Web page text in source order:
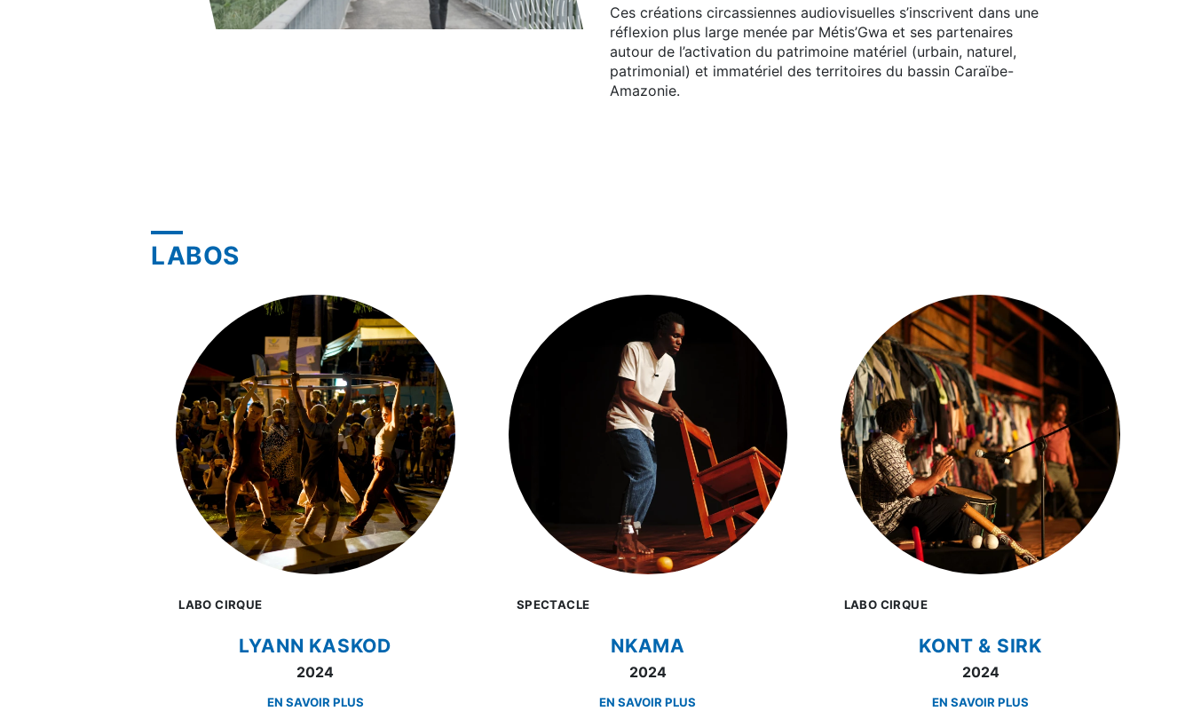
Ces créations circassiennes audiovisuelles s’inscrivent dans une
réflexion plus large menée par Métis’Gwa et ses partenaires
autour de l’activation du patrimoine matériel (urbain, naturel,
patrimonial) et immatériel des territoires du bassin Caraïbe-
Amazonie.
LABOS
LABO CIRQUE
LYANN KASKOD
2024
EN SAVOIR PLUS
SPECTACLE
NKAMA
2024
EN SAVOIR PLUS
LABO CIRQUE
KONT & SIRK
2024
EN SAVOIR PLUS